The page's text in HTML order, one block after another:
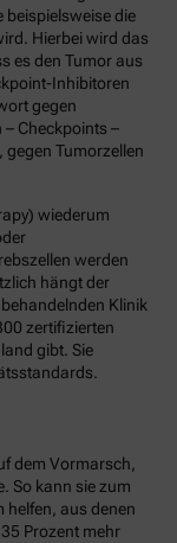
die
Hierbei wird das
es den Tumor aus
Inhibitoren
gegen
Checkpoints –
gegen Tumorzellen
wiederum
werden
hängt der
Klinik
zertifizierten
gibt. Sie
dem Vormarsch,
So kann sie zum
helfen, aus denen
Prozent mehr